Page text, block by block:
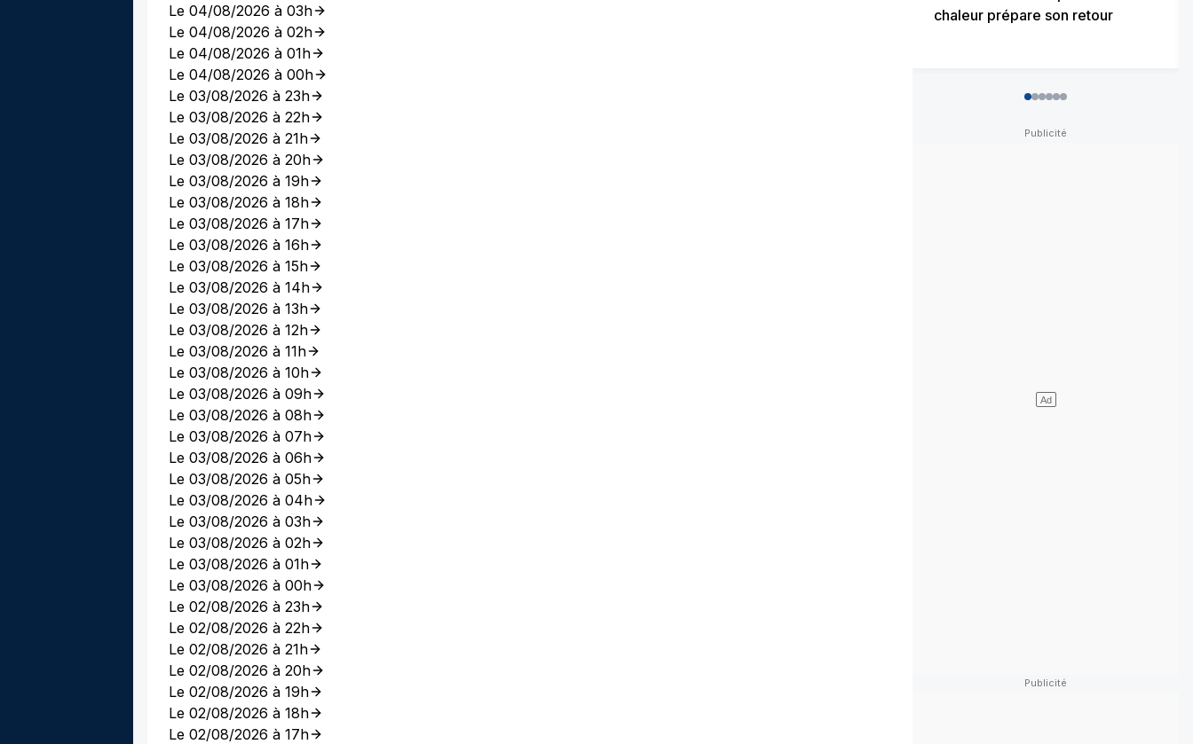
Le 04/08/2026 à 03h
Le 04/08/2026 à 02h
Le 04/08/2026 à 01h
Le 04/08/2026 à 00h
Le 03/08/2026 à 23h
Le 03/08/2026 à 22h
Le 03/08/2026 à 21h
Le 03/08/2026 à 20h
Le 03/08/2026 à 19h
Le 03/08/2026 à 18h
Le 03/08/2026 à 17h
Le 03/08/2026 à 16h
Le 03/08/2026 à 15h
Le 03/08/2026 à 14h
Le 03/08/2026 à 13h
Le 03/08/2026 à 12h
Le 03/08/2026 à 11h
Le 03/08/2026 à 10h
Le 03/08/2026 à 09h
Le 03/08/2026 à 08h
Le 03/08/2026 à 07h
Le 03/08/2026 à 06h
Le 03/08/2026 à 05h
Le 03/08/2026 à 04h
Le 03/08/2026 à 03h
Le 03/08/2026 à 02h
Le 03/08/2026 à 01h
Le 03/08/2026 à 00h
Le 02/08/2026 à 23h
Le 02/08/2026 à 22h
Le 02/08/2026 à 21h
Le 02/08/2026 à 20h
Le 02/08/2026 à 19h
Le 02/08/2026 à 18h
Le 02/08/2026 à 17h
chaleur prépare son retour
012345